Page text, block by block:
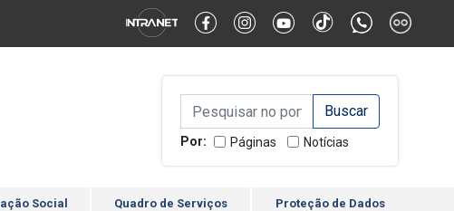
Alternar Alto Contraste Alternar Tamanho da Fonte
Campo de Busca de
Campo de Busca de informaçõesEnviar a Busca
Por: Páginas Notícias
Social Quadro de Serviços
Proteção de Dados